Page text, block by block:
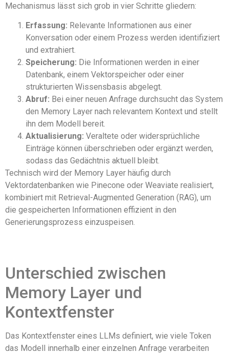
Mechanismus lässt sich grob in vier Schritte gliedern:
Erfassung: Relevante Informationen aus einer
Konversation oder einem Prozess werden identifiziert
und extrahiert.
Speicherung: Die Informationen werden in einer
Datenbank, einem Vektorspeicher oder einer
strukturierten Wissensbasis abgelegt.
Abruf: Bei einer neuen Anfrage durchsucht das System
den Memory Layer nach relevantem Kontext und stellt
ihn dem Modell bereit.
Aktualisierung: Veraltete oder widersprüchliche
Einträge können überschrieben oder ergänzt werden,
sodass das Gedächtnis aktuell bleibt.
Technisch wird der Memory Layer häufig durch
Vektordatenbanken wie Pinecone oder Weaviate realisiert,
kombiniert mit Retrieval-Augmented Generation (RAG), um
die gespeicherten Informationen effizient in den
Generierungsprozess einzuspeisen.
Unterschied zwischen
Memory Layer und
Kontextfenster
Das Kontextfenster eines LLMs definiert, wie viele Token
das Modell innerhalb einer einzelnen Anfrage verarbeiten